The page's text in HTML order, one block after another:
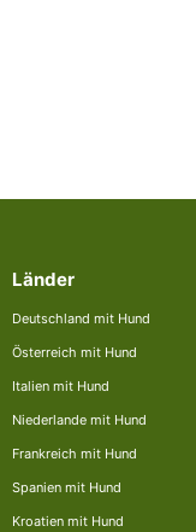
Länder
Deutschland mit Hund
Österreich mit Hund
Italien mit Hund
Niederlande mit Hund
Frankreich mit Hund
Spanien mit Hund
Kroatien mit Hund